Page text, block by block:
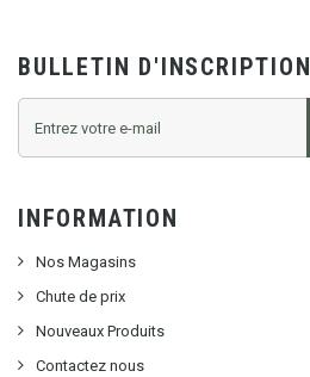
BULLETIN D'INSCRIPTION
INFORMATION
Nos Magasins
Chute de prix
Nouveaux Produits
Contactez nous